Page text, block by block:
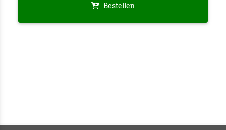
Bestellen